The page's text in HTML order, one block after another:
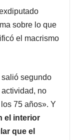
sobre lo que
el macrismo
segundo
no
75 años». Y
el interior
que el